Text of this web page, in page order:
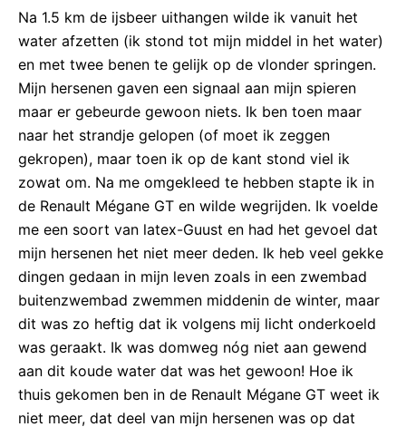
Na 1.5 km de ijsbeer uithangen wilde ik vanuit het
water afzetten (ik stond tot mijn middel in het water)
en met twee benen te gelijk op de vlonder springen.
Mijn hersenen gaven een signaal aan mijn spieren
maar er gebeurde gewoon niets. Ik ben toen maar
naar het strandje gelopen (of moet ik zeggen
gekropen), maar toen ik op de kant stond viel ik
zowat om. Na me omgekleed te hebben stapte ik in
de Renault Mégane GT en wilde wegrijden. Ik voelde
me een soort van latex-Guust en had het gevoel dat
mijn hersenen het niet meer deden. Ik heb veel gekke
dingen gedaan in mijn leven zoals in een zwembad
buitenzwembad zwemmen middenin de winter, maar
dit was zo heftig dat ik volgens mij licht onderkoeld
was geraakt. Ik was domweg nóg niet aan gewend
aan dit koude water dat was het gewoon! Hoe ik
thuis gekomen ben in de Renault Mégane GT weet ik
niet meer, dat deel van mijn hersenen was op dat